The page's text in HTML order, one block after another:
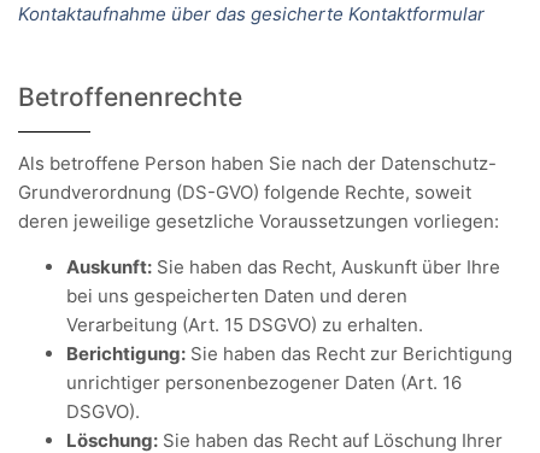
Kontaktaufnahme über das gesicherte Kontaktformular
Betroffenenrechte
Als betroffene Person haben Sie nach der Datenschutz-
Grundverordnung (DS-GVO) folgende Rechte, soweit
deren jeweilige gesetzliche Voraussetzungen vorliegen:
Auskunft: Sie haben das Recht, Auskunft über Ihre
bei uns gespeicherten Daten und deren
Verarbeitung (Art. 15 DSGVO) zu erhalten.
Berichtigung: Sie haben das Recht zur Berichtigung
unrichtiger personenbezogener Daten (Art. 16
DSGVO).
Löschung: Sie haben das Recht auf Löschung Ihrer